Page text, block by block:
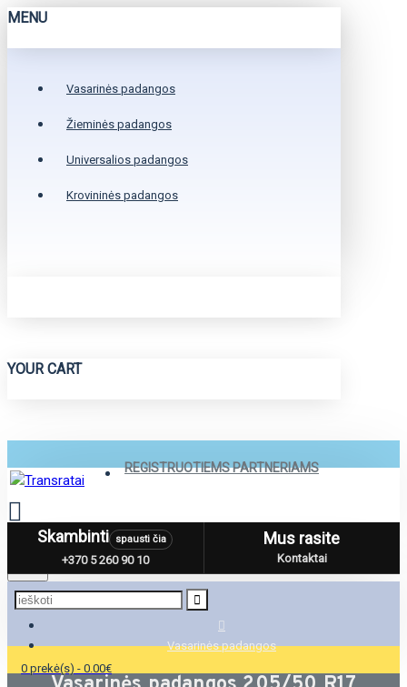
MENU
Vasarinės padangos
Žieminės padangos
Universalios padangos
Krovininės padangos
YOUR CART
REGISTRUOTIEMS PARTNERIAMS
Menu
0 prekė(s) - 0.00€
Skambinti spausti čia
+370 5 260 90 10
Mus rasite
Kontaktai
Vasarinės padangos